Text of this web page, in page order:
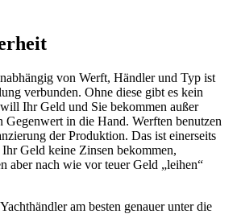
von Werft, Händler und Typ ist
verbunden. Ohne diese gibt es kein
Ihr Geld und Sie bekommen außer
Gegenwert in die Hand. Werften benutzen
der Produktion. Das ist einerseits
Geld keine Zinsen bekommen,
aber nach wie vor teuer Geld „leihen“
am besten genauer unter die